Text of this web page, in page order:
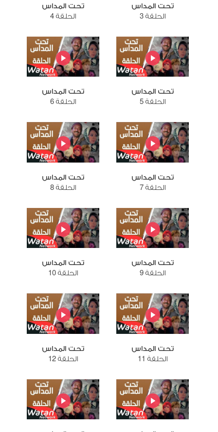
تحت المداس
الحلقة 3
تحت المداس
الحلقة 4
تحت المداس
الحلقة 5
تحت المداس
الحلقة 6
تحت المداس
الحلقة 7
تحت المداس
الحلقة 8
تحت المداس
الحلقة 9
تحت المداس
الحلقة 10
تحت المداس
الحلقة 11
تحت المداس
الحلقة 12